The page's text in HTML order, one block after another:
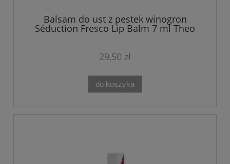
Balsam do ust z pestek winogron
Séduction Fresco Lip Balm 7 ml Theo
Marvee
29,50 zł
do koszyka